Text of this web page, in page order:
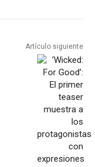
Artículo siguiente